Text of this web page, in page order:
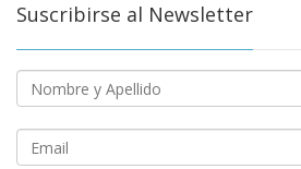
Suscribirse al Newsletter